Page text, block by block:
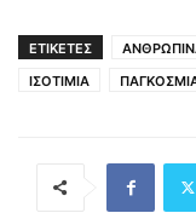
ΕΤΙΚΕΤΕΣ
ΙΣΟΤΙΜΙΑ